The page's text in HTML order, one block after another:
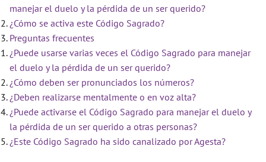
V
i
d
e
manejar el duelo y la pérdida de un ser querido?
¿Cómo se activa este Código Sagrado?
Preguntas frecuentes
¿Puede usarse varias veces el Código Sagrado para manejar
el duelo y la pérdida de un ser querido?
¿Cómo deben ser pronunciados los números?
¿Deben realizarse mentalmente o en voz alta?
¿Puede activarse el Código Sagrado para manejar el duelo y
la pérdida de un ser querido a otras personas?
¿Este Código Sagrado ha sido canalizado por Agesta?